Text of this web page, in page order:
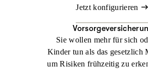
Jetzt konfigurieren
Sie wollen mehr für sich
Kinder tun als das gesetzlich
um Risiken frühzeitig zu